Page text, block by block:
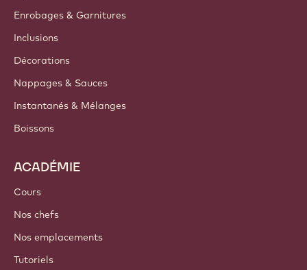
Enrobages & Garnitures
Inclusions
Décorations
Nappages & Sauces
Instantanés & Mélanges
Boissons
ACADÉMIE
Cours
Nos chefs
Nos emplacements
Tutoriels